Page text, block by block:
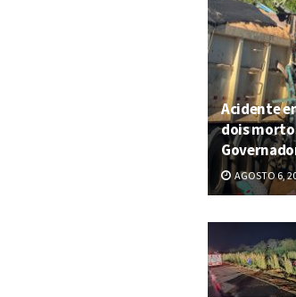
Acidente
dois
AGOSTO 6,